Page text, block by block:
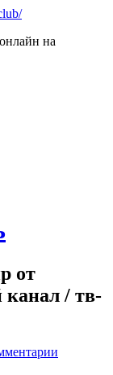
на
от
канал / тв-